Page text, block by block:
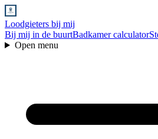
Loodgieters bij mij
Bij mij in de buurtBadkamer calculator
Open menu